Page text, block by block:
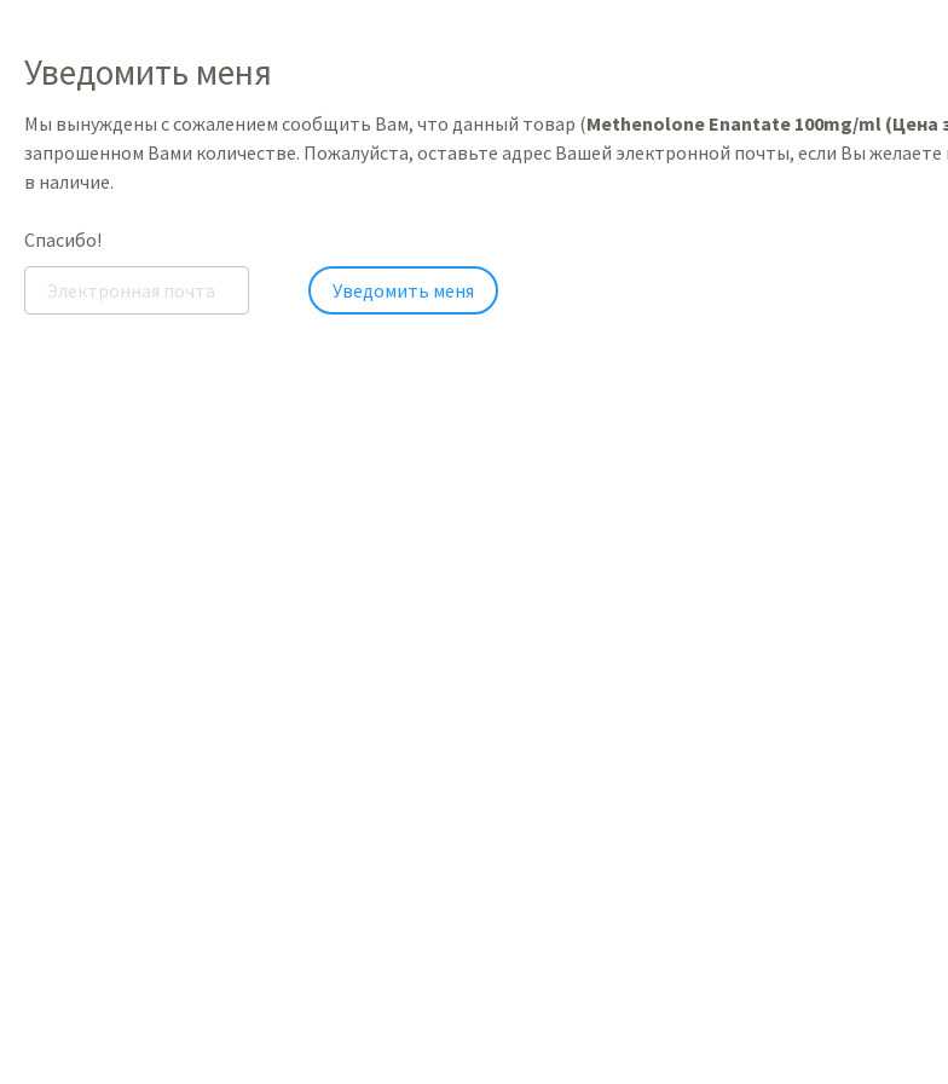
Уведомить меня
Мы вынуждены с сожалением сообщить Вам, что данный товар (Methenolone Enantate 100mg/ml (Цена
запрошенном Вами количестве. Пожалуйста, оставьте адрес Вашей электронной почты, если Вы
в наличие.
Спасибо!